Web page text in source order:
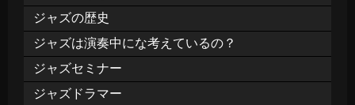
ジャズの歴史
ジャズは演奏中にな考えているの？
ジャズセミナー
ジャズドラマー